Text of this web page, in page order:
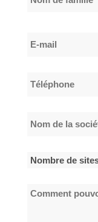
de
E-
Téléphone
Nom
Nombre
sites
Comment